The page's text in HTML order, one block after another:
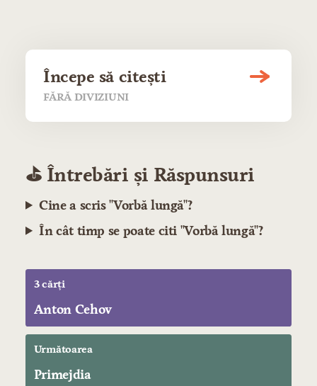
Începe să citești
FĂRĂ DIVIZIUNI
⛳️ Întrebări și Răspunsuri
Cine a scris "Vorbă lungă"?
În cât timp se poate citi "Vorbă lungă"?
3 cărți
Anton Cehov
Următoarea
Primejdia